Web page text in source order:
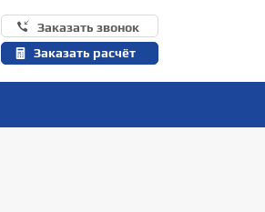
Заказать звонок
Заказать расчёт